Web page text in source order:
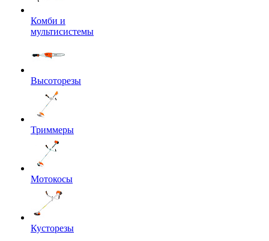
Комби и
мультисистемы
Высоторезы
Триммеры
Мотокосы
Кусторезы